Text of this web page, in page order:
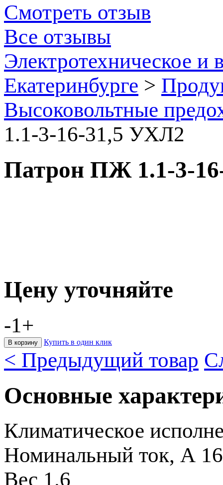
Смотреть отзыв
Все отзывы
Электротехническое и
Екатеринбурге >
Высоковольтные
1.1-3-16-31,5 УХЛ2
Патрон ПЖ 1.1-3-
Цену уточняйте
-1+
Купить в один клик
< Предыдущий товар
Основные
Климатическое
Номинальный ток, А 16
Вес 1.6